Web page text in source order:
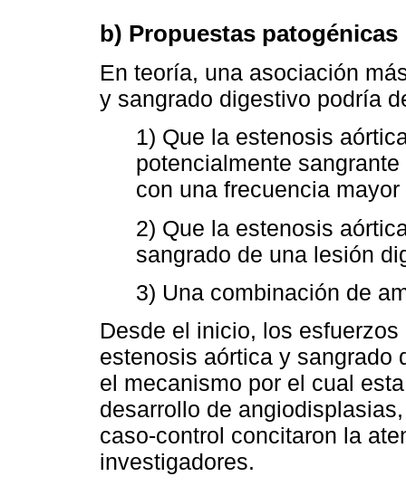
b) Propuestas patogénicas
En teoría, una asociación
y sangrado digestivo podría
1) Que la estenosis
potencialmente
con una frecuencia
2) Que la estenosis
sangrado de una lesión
3) Una combinación de
Desde el inicio, los
estenosis aórtica y sangrado
el mecanismo por el cual
desarrollo de
caso-control concitaron la
investigadores.